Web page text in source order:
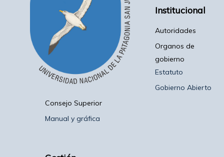
Institucional
Autoridades
Organos de
gobierno
Estatuto
Gobierno Abierto
Consejo Superior
Manual y gráfica